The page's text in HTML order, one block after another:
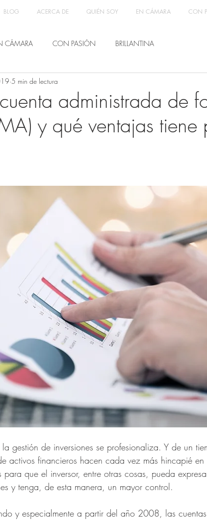
BLOG ACERCA DE QUIÉN SOY EN CÁMARA CON
CÁMARA CON PASIÓN BRILLANTINA
administrada de
y qué ventajas tiene
5 min de lectura
gestión de inversiones se profesionaliza. Y de un
activos financieros hacen cada vez más hincapié en
que el inversor, entre otras cosas, pueda
y tenga, de esta manera, un mayor control.
y especialmente a partir del año 2008, las cuentas